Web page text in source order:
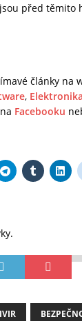
před těmito
články na
, Elektronika
Facebooku